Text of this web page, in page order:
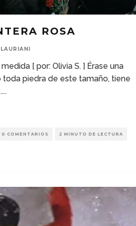
ROSA
[ por: Olivia S. ] Érase una
toda piedra de este tamaño, tiene
...
0 COMENTARIOS 2 MINUTO DE LECTURA